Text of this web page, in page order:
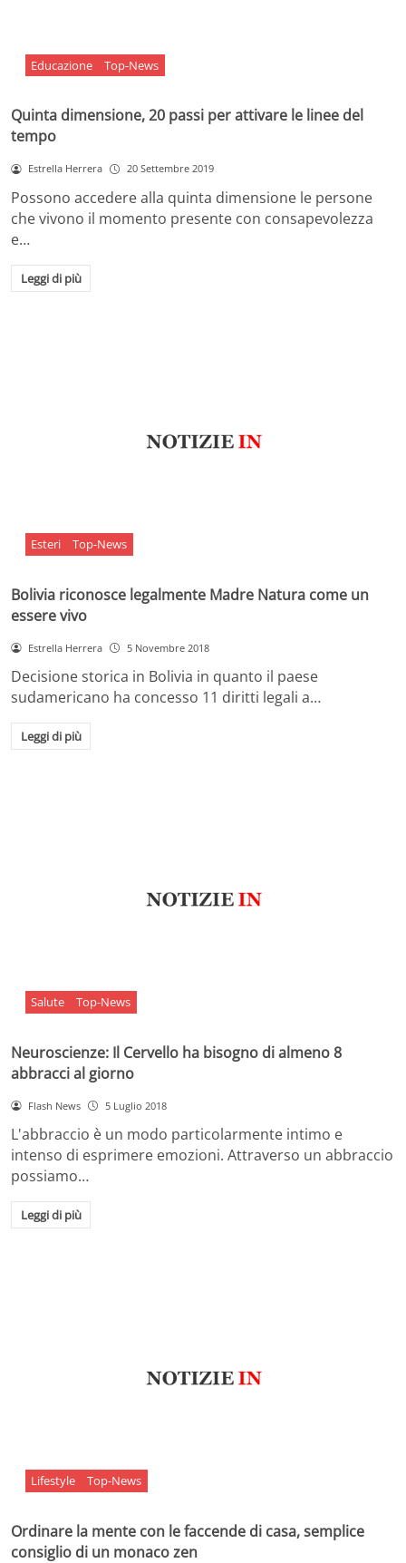
Educazione Top-News
Quinta dimensione, 20 passi per attivare le linee del
tempo
Estrella Herrera 20 Settembre 2019
Possono accedere alla quinta dimensione le persone
che vivono il momento presente con consapevolezza
e…
Leggi di più
Esteri Top-News
Bolivia riconosce legalmente Madre Natura come un
essere vivo
Estrella Herrera 5 Novembre 2018
Decisione storica in Bolivia in quanto il paese
sudamericano ha concesso 11 diritti legali a…
Leggi di più
Salute Top-News
Neuroscienze: Il Cervello ha bisogno di almeno 8
abbracci al giorno
Flash News 5 Luglio 2018
L'abbraccio è un modo particolarmente intimo e
intenso di esprimere emozioni. Attraverso un abbraccio
possiamo…
Leggi di più
Lifestyle Top-News
Ordinare la mente con le faccende di casa, semplice
consiglio di un monaco zen